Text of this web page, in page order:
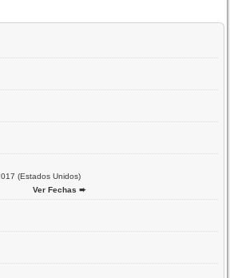
(Estados Unidos)
Ver Fechas ➨